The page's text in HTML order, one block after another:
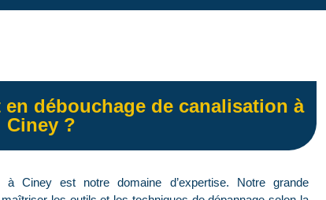
débouchage de canalisation à
Ciney ?
à Ciney est notre domaine d’expertise. Notre grande